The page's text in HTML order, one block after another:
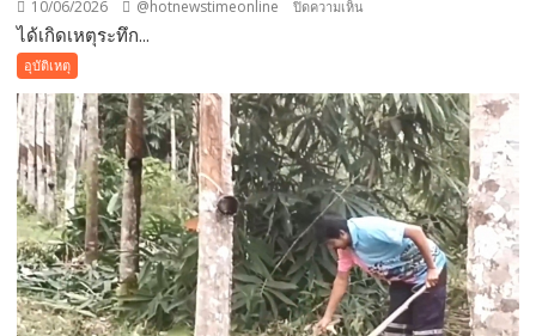
ร้อน
หนัก
ไฟฟ้า
ดับ
กว่า
200
ครัว
เรือน
10/06/2026 @hotnewstimeonline ปิดความเห็น
โดด
สะพาน
รถไฟ
หนี
ตาย
แขน
ขา
หัก
หวิด
ได้เกิดเหตุระทึก...
อุบัติเหตุ